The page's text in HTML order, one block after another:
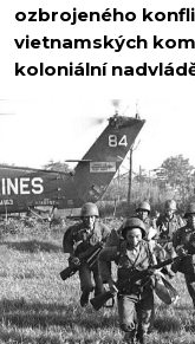
ozbrojeného
vietnamských
koloniální